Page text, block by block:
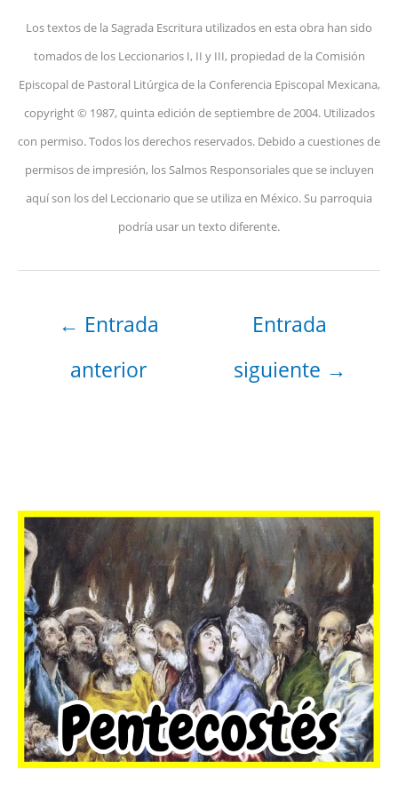
Los textos de la Sagrada Escritura utilizados en esta obra han sido
tomados de los Leccionarios I, II y III, propiedad de la Comisión
Episcopal de Pastoral Litúrgica de la Conferencia Episcopal Mexicana,
copyright © 1987, quinta edición de septiembre de 2004. Utilizados
con permiso. Todos los derechos reservados. Debido a cuestiones de
permisos de impresión, los Salmos Responsoriales que se incluyen
aquí son los del Leccionario que se utiliza en México. Su parroquia
podría usar un texto diferente.
← Entrada
anterior
Entrada
siguiente →